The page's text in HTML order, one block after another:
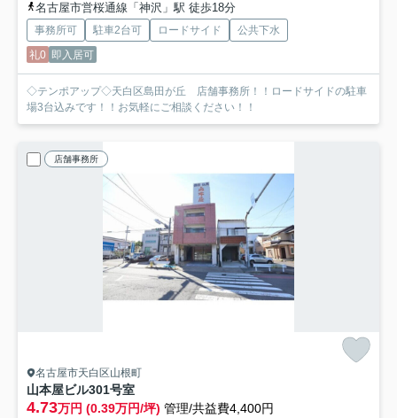
名古屋市営桜通線「神沢」駅 徒歩18分
事務所可 駐車2台可 ロードサイド
公共下水
礼0 即入居可
◇テンポアップ◇天白区島田が丘 店舗事務所！！ロードサイドの駐車
場3台込みです！！お気軽にご相談ください！！
店舗事務所
名古屋市天白区山根町
山本屋ビル301号室
4.73万円 (0.39万円/坪) 管理/共益費4,400円